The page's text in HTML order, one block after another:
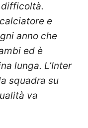
e
anno che
ed è
lunga. L’Inter
squadra su
va